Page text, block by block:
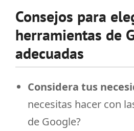
Consejos para
herramientas de
adecuadas
Considera tus
necesitas hacer con
de Google?